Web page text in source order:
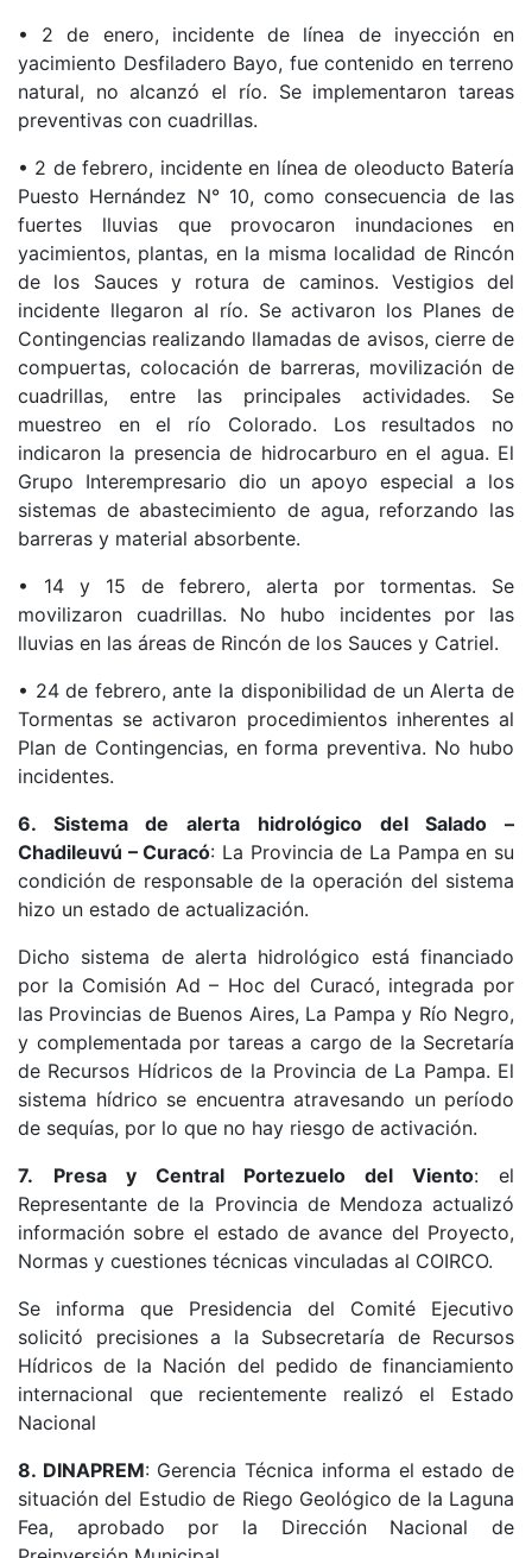
• 2 de enero, incidente de línea de inyección en
yacimiento Desfiladero Bayo, fue contenido en terreno
natural, no alcanzó el río. Se implementaron tareas
preventivas con cuadrillas.
• 2 de febrero, incidente en línea de oleoducto Batería
Puesto Hernández N° 10, como consecuencia de las
fuertes lluvias que provocaron inundaciones en
yacimientos, plantas, en la misma localidad de Rincón
de los Sauces y rotura de caminos. Vestigios del
incidente llegaron al río. Se activaron los Planes de
Contingencias realizando llamadas de avisos, cierre de
compuertas, colocación de barreras, movilización de
cuadrillas, entre las principales actividades. Se
muestreo en el río Colorado. Los resultados no
indicaron la presencia de hidrocarburo en el agua. El
Grupo Interempresario dio un apoyo especial a los
sistemas de abastecimiento de agua, reforzando las
barreras y material absorbente.
• 14 y 15 de febrero, alerta por tormentas. Se
movilizaron cuadrillas. No hubo incidentes por las
lluvias en las áreas de Rincón de los Sauces y Catriel.
• 24 de febrero, ante la disponibilidad de un Alerta de
Tormentas se activaron procedimientos inherentes al
Plan de Contingencias, en forma preventiva. No hubo
incidentes.
6. Sistema de alerta hidrológico del Salado –
Chadileuvú – Curacó: La Provincia de La Pampa en su
condición de responsable de la operación del sistema
hizo un estado de actualización.
Dicho sistema de alerta hidrológico está financiado
por la Comisión Ad – Hoc del Curacó, integrada por
las Provincias de Buenos Aires, La Pampa y Río Negro,
y complementada por tareas a cargo de la Secretaría
de Recursos Hídricos de la Provincia de La Pampa. El
sistema hídrico se encuentra atravesando un período
de sequías, por lo que no hay riesgo de activación.
7.
Presa y Central Portezuelo del Viento: el
Representante de la Provincia de Mendoza actualizó
información sobre el estado de avance del Proyecto,
Normas y cuestiones técnicas vinculadas al COIRCO.
Se informa que Presidencia del Comité Ejecutivo
solicitó precisiones a la Subsecretaría de Recursos
Hídricos de la Nación del pedido de financiamiento
internacional que recientemente realizó el Estado
Nacional
8. DINAPREM: Gerencia Técnica informa el estado de
situación del Estudio de Riego Geológico de la Laguna
Fea, aprobado por la Dirección Nacional de